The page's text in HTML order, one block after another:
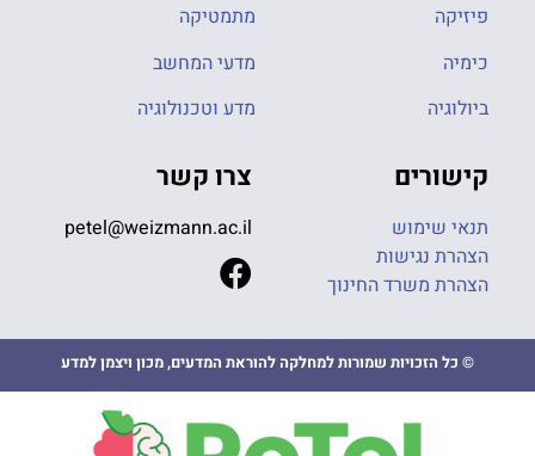
פיזיקה
כימיה
ביולוגיה
מתמטיקה
מדעי המחשב
מדע וטכנולוגיה
קישורים
תנאי שימוש
הצהרת נגישות
הצהרת משרד החינוך
צרו קשר
petel@weizmann.ac.il
© כל הזכויות שמורות למחלקה להוראת המדעים, מכון ויצמן למדע